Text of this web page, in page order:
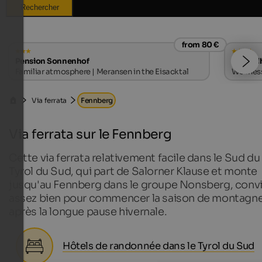
Rechercher
from 80 €
Pension Sonnenhof
Familiar atmosphere | Meransen in the Eisacktal
Via ferrata Fennberg
Via ferrata sur le Fennberg
Cette via ferrata relativement facile dans le Sud du
Tyrol du Sud, qui part de Salorner Klause et monte
jusqu'au Fennberg dans le groupe Nonsberg,
assez bien pour commencer la saison de
après la longue pause hivernale.
Hôtels de randonnée dans le Tyrol du Sud